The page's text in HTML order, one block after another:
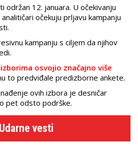
održan 12. januara. U očekivanju
očekuju prljavu kampanju
kampanju s ciljem da njihov
osvojio značajno više
to predviđale predizborne ankete.
ovih izbora je desničar
pet odsto podrške.
Udarne vesti